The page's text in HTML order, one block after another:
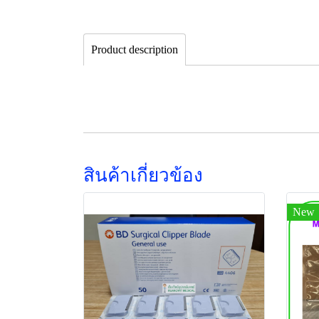
Product description
สินค้าเกี่ยวข้อง
New